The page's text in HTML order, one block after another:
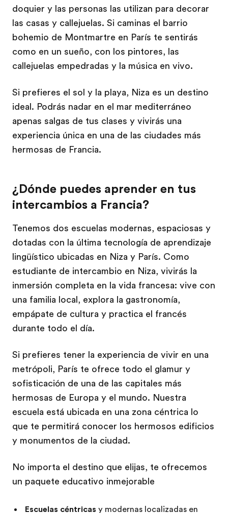
doquier y las personas las utilizan para decorar
las casas y callejuelas. Si caminas el barrio
bohemio de Montmartre en París te sentirás
como en un sueño, con los pintores, las
callejuelas empedradas y la música en vivo.
Si prefieres el sol y la playa, Niza es un destino
ideal. Podrás nadar en el mar mediterráneo
apenas salgas de tus clases y vivirás una
experiencia única en una de las ciudades más
hermosas de Francia.
¿Dónde puedes aprender en tus
intercambios a Francia?
Tenemos dos escuelas modernas, espaciosas y
dotadas con la última tecnología de aprendizaje
lingüístico ubicadas en Niza y París. Como
estudiante de intercambio en Niza, vivirás la
inmersión completa en la vida francesa: vive con
una familia local, explora la gastronomía,
empápate de cultura y practica el francés
durante todo el día.
Si prefieres tener la experiencia de vivir en una
metrópoli, París te ofrece todo el glamur y
sofisticación de una de las capitales más
hermosas de Europa y el mundo. Nuestra
escuela está ubicada en una zona céntrica lo
que te permitirá conocer los hermosos edificios
y monumentos de la ciudad.
No importa el destino que elijas, te ofrecemos
un paquete educativo inmejorable
Escuelas céntricas y modernas localizadas en